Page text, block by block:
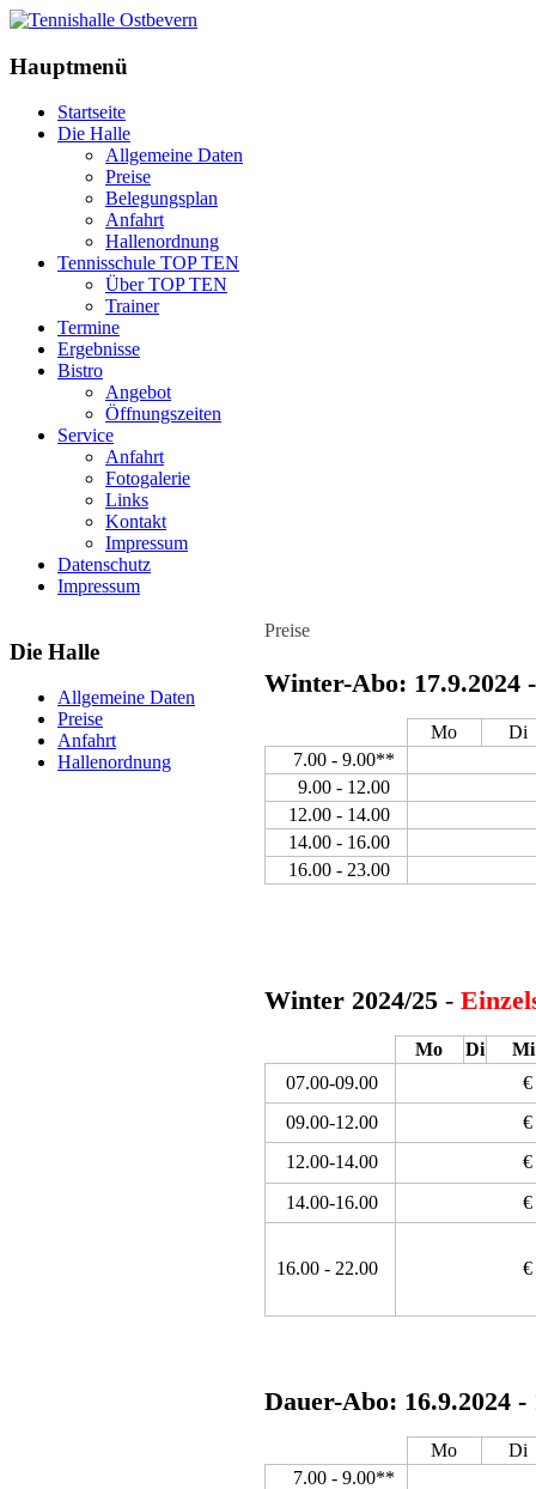
Hauptmenü
Startseite
Die Halle
Allgemeine Daten
Preise
Belegungsplan
Anfahrt
Hallenordnung
Tennisschule TOP TEN
Über TOP TEN
Trainer
Termine
Ergebnisse
Bistro
Angebot
Öffnungszeiten
Service
Anfahrt
Fotogalerie
Links
Kontakt
Impressum
Datenschutz
Impressum
Die Halle
Allgemeine Daten
Preise
Anfahrt
Hallenordnung
Preise
Winter-Abo: 17.9.2024
Mo
Di
7.00 - 9.00**
9.00 - 12.00
12.00 - 14.00
14.00 - 16.00
16.00 - 23.00
Winter 2024/25 -
Mo Di
Mi
07.00-09.00
09.00-12.00
12.00-14.00
14.00-16.00
16.00 - 22.00
Dauer-Abo: 16.9.2024 -
Mo
Di
7.00 - 9.00**